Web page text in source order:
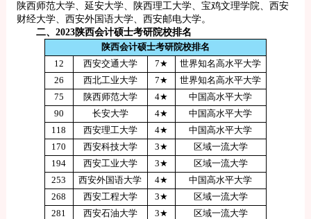
陕西师范大学、延安大学、陕西理工大学、宝鸡文理学院、西安
财经大学、西安外国语大学、西安邮电大学。
二、2023陕西会计硕士考研院校排名
陕西会计硕士考研院校排名
12
西安交通大学 7★
世界知名高水平大学
26
西北工业大学 7★
世界知名高水平大学
75
陕西师范大学 4★
中国高水平大学
90
长安大学 4★
中国高水平大学
118
西安理工大学 4★
中国高水平大学
170
西安科技大学 3★
区域一流大学
194
西安工业大学 3★
区域一流大学
253
西安外国语大学 4★
中国高水平大学
268
西安工程大学 3★
区域一流大学
281
西安石油大学 3★
区域一流大学